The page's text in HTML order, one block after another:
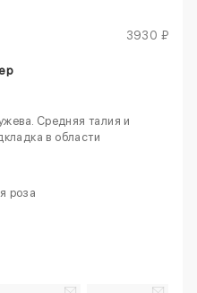
3930 ₽
Средняя талия и
в области
роза